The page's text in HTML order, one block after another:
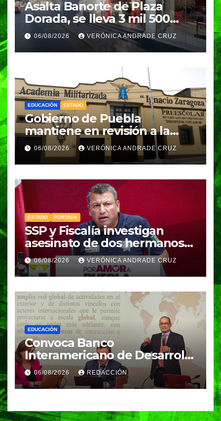
Asalta Banorte de Plaza
Dorada, se lleva 3 mil 500
pesos
06/08/2026 VERÓNICA ANDRADE CRUZ
EDUCACIÓN ESTADO
Gobierno de Puebla
mantiene en revisión a la
Academia Militarizada para
seguir operando: Armenta
06/08/2026 VERÓNICA ANDRADE CRUZ
ESTADO PORTADA
SSP y Fiscalía investigan
asesinato de dos hermanos
en Huixcolotla; refuerzan
seguridad en la Central de
Abasto
06/08/2026 VERÓNICA ANDRADE CRUZ
EDUCACIÓN
Convoca Banco
Interamericano de Desarrollo
a investigador BUAP para
análisis internacional
06/08/2026 REDACCIÓN